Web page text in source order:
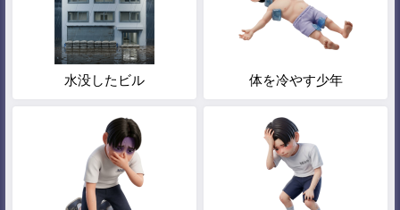
水没したビル 体を冷やす少年